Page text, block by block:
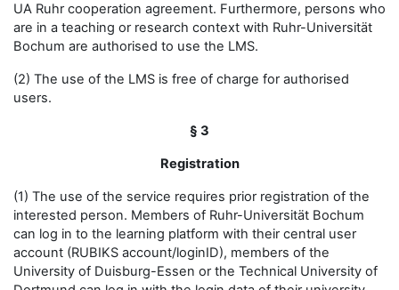
UA Ruhr cooperation agreement. Furthermore, persons who
are in a teaching or research context with Ruhr-Universität
Bochum are authorised to use the LMS.
(2) The use of the LMS is free of charge for authorised
users.
§ 3
Registration
(1) The use of the service requires prior registration of the
interested person. Members of Ruhr-Universität Bochum
can log in to the learning platform with their central user
account (RUBIKS account/loginID), members of the
University of Duisburg-Essen or the Technical University of